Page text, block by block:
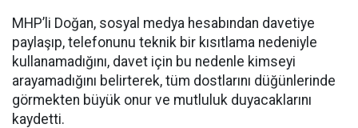
MHP’li Doğan, sosyal medya hesabından davetiye
paylaşıp, telefonunu teknik bir kısıtlama nedeniyle
kullanamadığını, davet için bu nedenle kimseyi
arayamadığını belirterek, tüm dostlarını düğünlerinde
görmekten büyük onur ve mutluluk duyacaklarını
kaydetti.